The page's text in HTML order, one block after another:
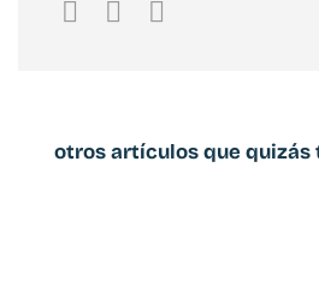
otros artículos que quizás